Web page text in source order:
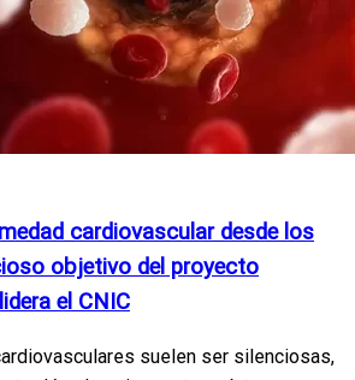
cardiovascular desde los
objetivo del proyecto
el CNIC
suelen ser silenciosas,